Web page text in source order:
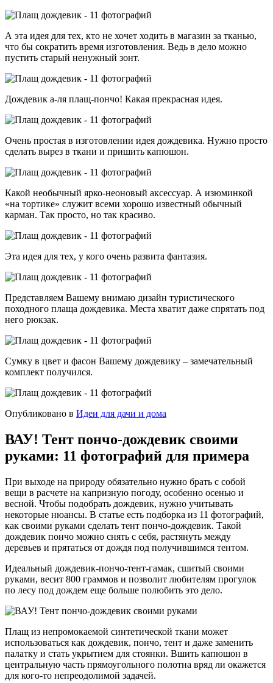
А эта идея для тех, кто не хочет ходить в магазин за тканью,
что бы сократить время изготовления. Ведь в дело можно
пустить старый ненужный зонт.
Дождевик а-ля плащ-пончо! Какая прекрасная идея.
Очень простая в изготовлении идея дождевика. Нужно просто
сделать вырез в ткани и пришить капюшон.
Какой необычный ярко-неоновый аксессуар. А изюминкой
«на тортике» служит всеми хорошо известный обычный
карман. Так просто, но так красиво.
Эта идея для тех, у кого очень развита фантазия.
Представляем Вашему внимаю дизайн туристического
походного плаща дождевика. Места хватит даже спрятать под
него рюкзак.
Сумку в цвет и фасон Вашему дождевику – замечательный
комплект получился.
Опубликовано в Идеи для дачи и дома
ВАУ! Тент пончо-дождевик своими
руками: 11 фотографий для примера
При выходе на природу обязательно нужно брать с собой
вещи в расчете на капризную погоду, особенно осенью и
весной. Чтобы подобрать дождевик, нужно учитывать
некоторые нюансы. В статье есть подборка из 11 фотографий,
как своими руками сделать тент пончо-дождевик. Такой
дождевик пончо можно снять с себя, растянуть между
деревьев и прятаться от дождя под получившимся тентом.
Идеальный дождевик-пончо-тент-гамак, сшитый своими
руками, весит 800 граммов и позволит любителям прогулок
по лесу под дождем еще больше полюбить это дело.
Плащ из непромокаемой синтетической ткани может
использоваться как дождевик, пончо, тент и даже заменить
палатку и стать укрытием для стоянки. Вшить капюшон в
центральную часть прямоугольного полотна вряд ли окажется
для кого-то непреодолимой задачей.